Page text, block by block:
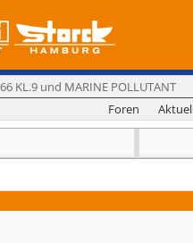
KL.9 und MARINE POLLUTANT
Foren